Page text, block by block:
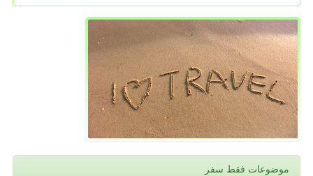
موضوعات فقط سفر